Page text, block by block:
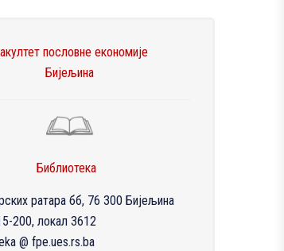
пословне економије
Бијељина
Библиотека
ратара бб, 76 300 Бијељина
200, локал 3612
@ fpe.ues.rs.ba